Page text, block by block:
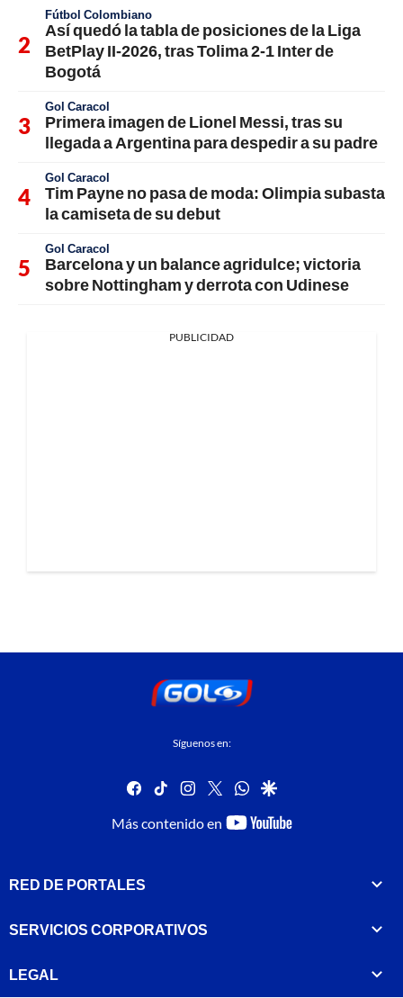
Fútbol Colombiano
Así quedó la tabla de posiciones de la Liga
BetPlay II-2026, tras Tolima 2-1 Inter de
Bogotá
Gol Caracol
Primera imagen de Lionel Messi, tras su
llegada a Argentina para despedir a su padre
Gol Caracol
Tim Payne no pasa de moda: Olimpia subasta
la camiseta de su debut
Gol Caracol
Barcelona y un balance agridulce; victoria
sobre Nottingham y derrota con Udinese
PUBLICIDAD
Síguenos en:
facebook
tiktok instagram
twitterwhatsapp
google
Más contenido en
youtube-
RED DE PORTALES
SERVICIOS CORPORATIVOS
LEGAL